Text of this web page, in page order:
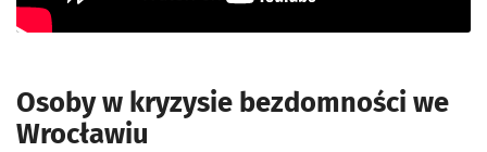
Osoby w kryzysie bezdomności we
Wrocławiu